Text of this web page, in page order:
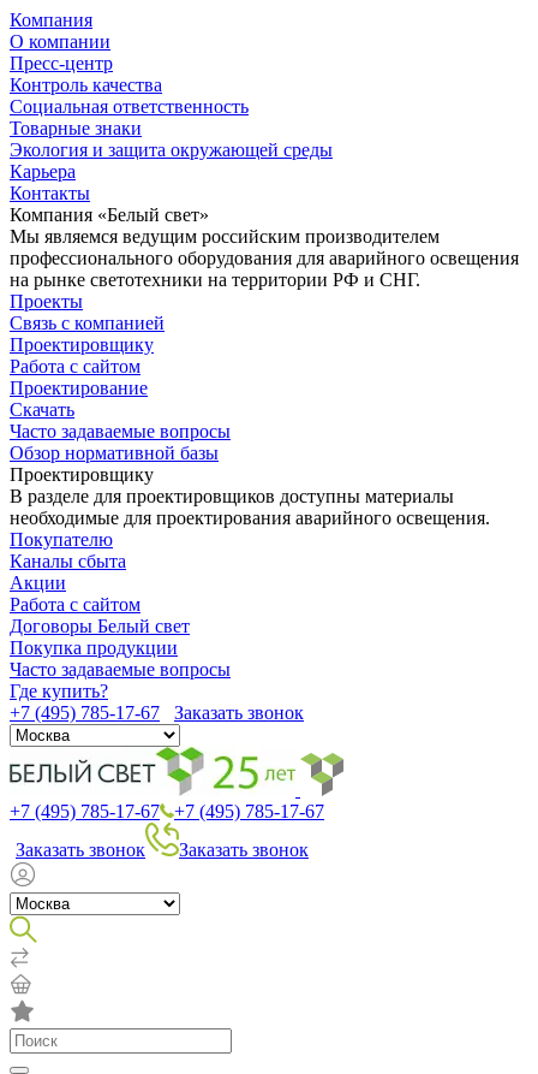
Компания
О компании
Пресс-центр
Контроль качества
Социальная ответственность
Товарные знаки
Экология и защита окружающей среды
Карьера
Контакты
Компания «Белый свет»
Мы являемся ведущим российским производителем
профессионального оборудования для аварийного освещения
на рынке светотехники на территории РФ и СНГ.
Проекты
Связь с компанией
Проектировщику
Работа с сайтом
Проектирование
Скачать
Часто задаваемые вопросы
Обзор нормативной базы
Проектировщику
В разделе для проектировщиков доступны материалы
необходимые для проектирования аварийного освещения.
Покупателю
Каналы сбыта
Акции
Работа с сайтом
Договоры Белый свет
Покупка продукции
Часто задаваемые вопросы
Где купить?
+7 (495) 785-17-67
Заказать звонок
+7 (495) 785-17-67
+7 (495) 785-17-67
Заказать звонок
Заказать звонок